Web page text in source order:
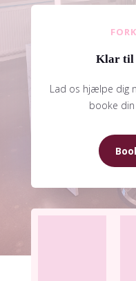
Klar til
Lad os hjælpe dig
booke